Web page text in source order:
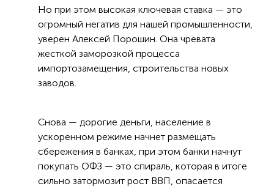
Но при этом высокая ключевая ставка — это
огромный негатив для нашей промышленности,
уверен Алексей Порошин. Она чревата
жесткой заморозкой процесса
импортозамещения, строительства новых
заводов.
Снова — дорогие деньги, население в
ускоренном режиме начнет размещать
сбережения в банках, при этом банки начнут
покупать ОФЗ — это спираль, которая в итоге
сильно затормозит рост ВВП, опасается